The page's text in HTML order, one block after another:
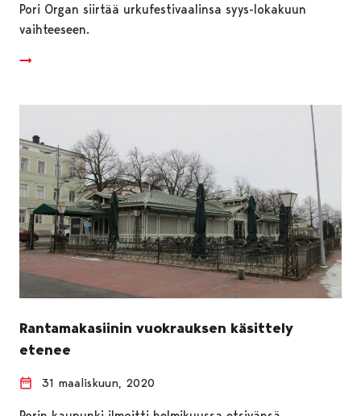
Pori Organ siirtää urkufestivaalinsa syys-lokakuun
vaihteeseen.
Rantamakasiinin vuokrauksen käsittely
etenee
31 maaliskuun, 2020